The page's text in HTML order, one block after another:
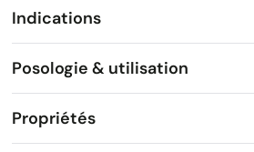
Indications
Posologie & utilisation
Propriétés